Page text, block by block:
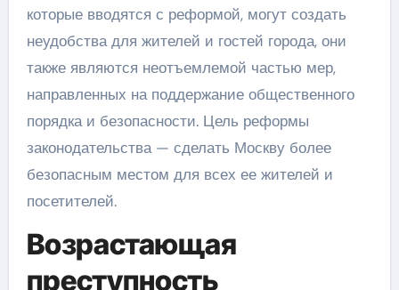
которые вводятся с реформой, могут создать
неудобства для жителей и гостей города, они
также являются неотъемлемой частью мер,
направленных на поддержание общественного
порядка и безопасности. Цель реформы
законодательства — сделать Москву более
безопасным местом для всех ее жителей и
посетителей.
Возрастающая
преступность